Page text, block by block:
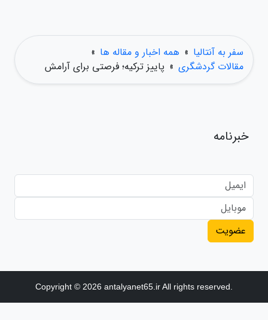
سفر به آنتالیا » همه اخبار و مقاله ها »
مقالات گردشگری » پاییز ترکیه؛ فرصتی برای آرامش
خبرنامه
عضویت
Copyright © 2026 antalyanet65.ir All rights reserved.